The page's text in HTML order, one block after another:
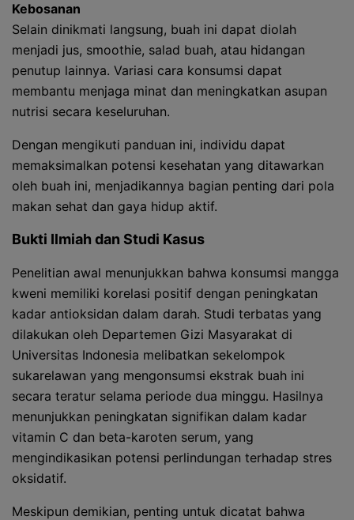
Kebosanan
Selain dinikmati langsung, buah ini dapat diolah
menjadi jus, smoothie, salad buah, atau hidangan
penutup lainnya. Variasi cara konsumsi dapat
membantu menjaga minat dan meningkatkan asupan
nutrisi secara keseluruhan.
Dengan mengikuti panduan ini, individu dapat
memaksimalkan potensi kesehatan yang ditawarkan
oleh buah ini, menjadikannya bagian penting dari pola
makan sehat dan gaya hidup aktif.
Bukti Ilmiah dan Studi Kasus
Penelitian awal menunjukkan bahwa konsumsi mangga
kweni memiliki korelasi positif dengan peningkatan
kadar antioksidan dalam darah. Studi terbatas yang
dilakukan oleh Departemen Gizi Masyarakat di
Universitas Indonesia melibatkan sekelompok
sukarelawan yang mengonsumsi ekstrak buah ini
secara teratur selama periode dua minggu. Hasilnya
menunjukkan peningkatan signifikan dalam kadar
vitamin C dan beta-karoten serum, yang
mengindikasikan potensi perlindungan terhadap stres
oksidatif.
Meskipun demikian, penting untuk dicatat bahwa